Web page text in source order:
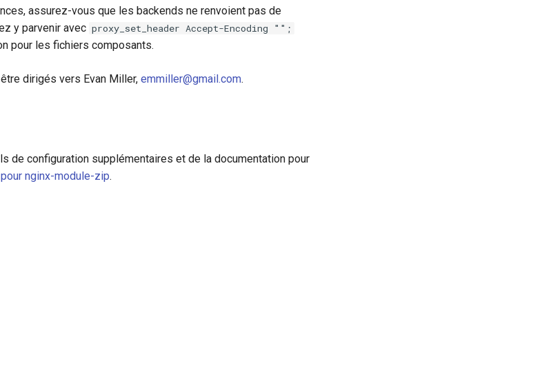
assurez-vous que les backends ne renvoient pas de
y parvenir avec proxy_set_header Accept-Encoding "";
pour les fichiers composants.
dirigés vers Evan Miller, emmiller@gmail.com.
de configuration supplémentaires et de la documentation pour
nginx-module-zip.